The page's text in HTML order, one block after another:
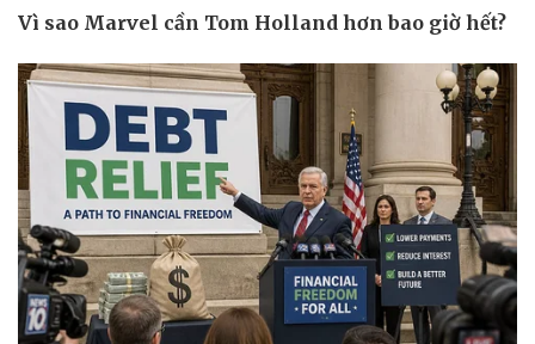
Thể thao
Bóng đá
Lịch thi đấu bóng đá
Thế giới thể thao
Ô tô - Xe máy
Ô tô
Xe máy